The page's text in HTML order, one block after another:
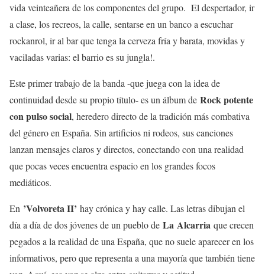
vida veinteañera de los componentes del grupo. El despertador, ir
a clase, los recreos, la calle, sentarse en un banco a escuchar
rockanrol, ir al bar que tenga la cerveza fría y barata, movidas y
vaciladas varias: el barrio es su jungla!.
Este primer trabajo de la banda -que juega con la idea de
continuidad desde su propio título- es un álbum de Rock potente
con pulso social, heredero directo de la tradición más combativa
del género en España. Sin artificios ni rodeos, sus canciones
lanzan mensajes claros y directos, conectando con una realidad
que pocas veces encuentra espacio en los grandes focos
mediáticos.
En ’Volvoreta II’ hay crónica y hay calle. Las letras dibujan el
día a día de dos jóvenes de un pueblo de La Alcarria que crecen
pegados a la realidad de una España, que no suele aparecer en los
informativos, pero que representa a una mayoría que también tiene